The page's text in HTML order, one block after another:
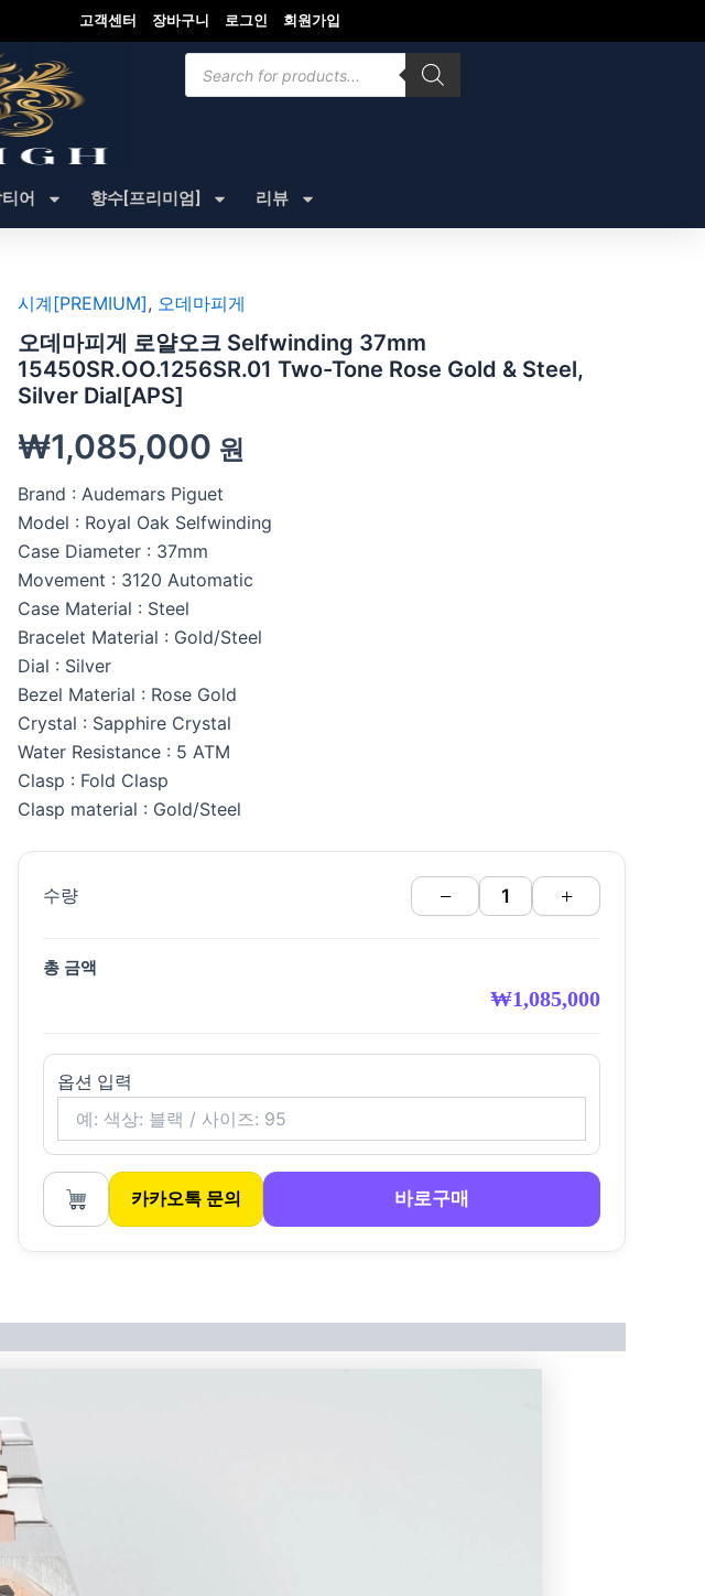
고객센터 장바구니 로그인 회원가입
search
어 향수[프리미엄] 리뷰
시계[PREMIUM], 오데마피게
오데마피게 로얄오크 Selfwinding 37mm
15450SR.OO.1256SR.01 Two-Tone Rose Gold & Steel,
Silver Dial[APS]
₩1,085,000 원
Brand : Audemars Piguet
Model : Royal Oak Selfwinding
Case Diameter : 37mm
Movement : 3120 Automatic
Case Material : Steel
Bracelet Material : Gold/Steel
Dial : Silver
Bezel Material : Rose Gold
Crystal : Sapphire Crystal
Water Resistance : 5 ATM
Clasp : Fold Clasp
Clasp material : Gold/Steel
수량 − +
총 금액
₩1,085,000
옵션 입력
카카오톡 문의 바로구매